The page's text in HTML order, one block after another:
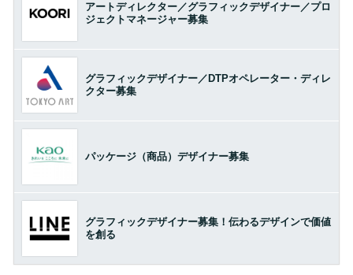
アートディレクター／グラフィックデザイナー／プロ
ジェクトマネージャー募集
グラフィックデザイナー／DTPオペレーター・ディレ
クター募集
パッケージ（商品）デザイナー募集
グラフィックデザイナー募集！伝わるデザインで価値
を創る